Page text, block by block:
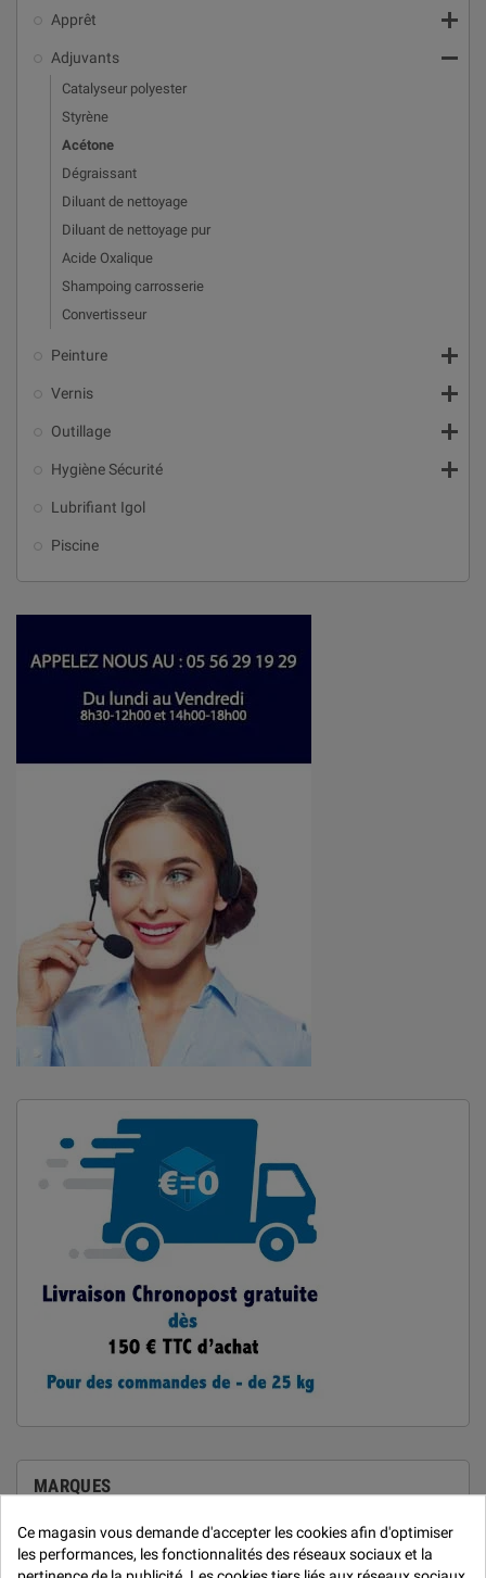
Apprêt 
Adjuvants 
Catalyseur polyester
Styrène
Acétone
Dégraissant
Diluant de nettoyage
Diluant de nettoyage pur
Acide Oxalique
Shampoing carrosserie
Convertisseur
Peinture 
Vernis 
Outillage 
Hygiène Sécurité 
Lubrifiant Igol
Piscine
MARQUES
Car Repair System
De Beer
Ce magasin vous demande d'accepter les cookies afin d'optimiser
les performances, les fonctionnalités des réseaux sociaux et la